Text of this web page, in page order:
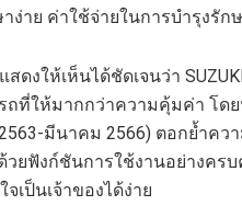
งาย ค่าใช้จ่ายในการบำรุงรัก
ดงให้เห็นได้ชัดเจนว่า
ถที่ให้มากกว่าความคุ้มค่า โด
-มีนาคม 2566) ตอกย้ำคว
วยฟังก์ชันการใช้งานอย่างคร
เป็นเจ้าของได้ง่าย